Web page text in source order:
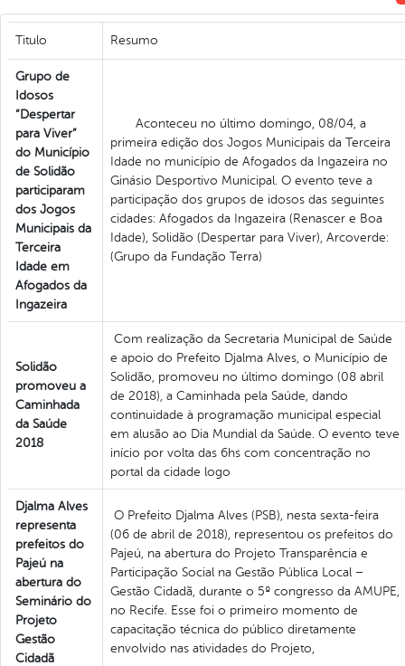
Titulo Resumo
Grupo de
Idosos
“Despertar
para Viver”
do Município
de Solidão
participaram
dos Jogos
Municipais da
Terceira
Idade em
Afogados da
Ingazeira
Aconteceu no último domingo, 08/04, a
primeira edição dos Jogos Municipais da Terceira
Idade no município de Afogados da Ingazeira no
Ginásio Desportivo Municipal. O evento teve a
participação dos grupos de idosos das seguintes
cidades: Afogados da Ingazeira (Renascer e Boa
Idade), Solidão (Despertar para Viver), Arcoverde:
(Grupo da Fundação Terra)
Solidão
promoveu a
Caminhada
da Saúde
2018
Com realização da Secretaria Municipal de Saúde
e apoio do Prefeito Djalma Alves, o Município de
Solidão, promoveu no último domingo (08 abril
de 2018), a Caminhada pela Saúde, dando
continuidade à programação municipal especial
em alusão ao Dia Mundial da Saúde. O evento teve
início por volta das 6hs com concentração no
portal da cidade logo
Djalma Alves
representa
prefeitos do
Pajeú na
abertura do
Seminário do
Projeto
Gestão
Cidadã
O Prefeito Djalma Alves (PSB), nesta sexta-feira
(06 de abril de 2018), representou os prefeitos do
Pajeú, na abertura do Projeto Transparência e
Participação Social na Gestão Pública Local –
Gestão Cidadã, durante o 5º congresso da AMUPE,
no Recife. Esse foi o primeiro momento de
capacitação técnica do público diretamente
envolvido nas atividades do Projeto,